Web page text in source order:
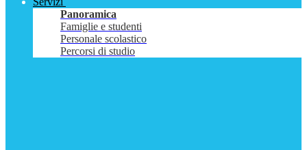
Panoramica
Famiglie e studenti
Personale scolastico
Percorsi di studio